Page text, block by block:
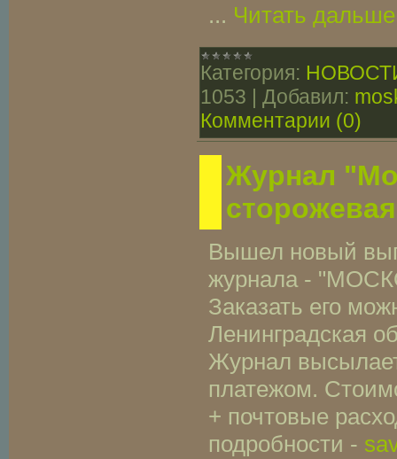
... Читать
Категория:
1053
Добавил:
Комментарии (0)
Журнал
Вышел новый
журнала -
Заказать его
Ленинградская
Журнал
платежом.
+ почтовые
подробности -